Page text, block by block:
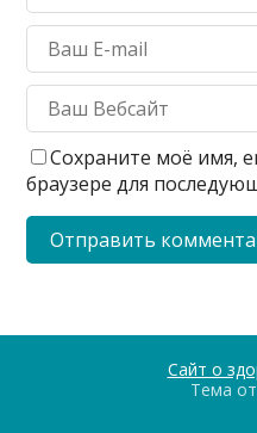
Сохраните моё имя,
браузере для
Сайт о
Тема от